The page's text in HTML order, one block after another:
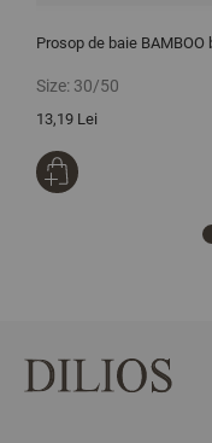
Prosop de baie
Size: 30/50
13,19 Lei